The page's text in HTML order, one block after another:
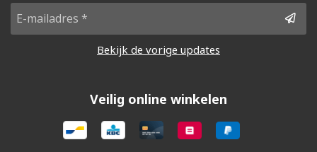
Bekijk de vorige updates
Veilig online winkelen